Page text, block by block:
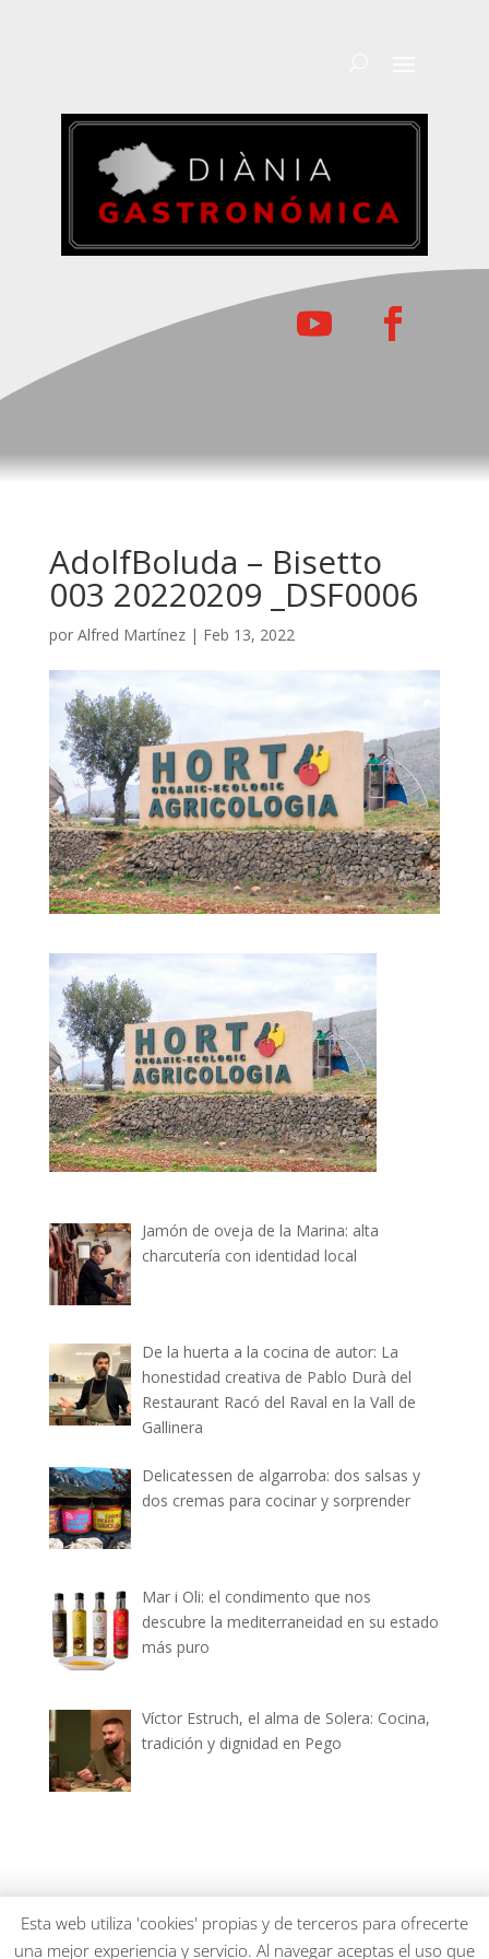
AdolfBoluda – Bisetto
003 20220209 _DSF0006
por Alfred Martínez| Feb 13, 2022
Jamón de oveja de la Marina: alta
charcutería con identidad local
De la huerta a la cocina de autor: La
honestidad creativa de Pablo Durà del
Restaurant Racó del Raval en la Vall de
Gallinera
Delicatessen de algarroba: dos salsas y
dos cremas para cocinar y sorprender
Mar i Oli: el condimento que nos
descubre la mediterraneidad en su estado
más puro
Víctor Estruch, el alma de Solera: Cocina,
tradición y dignidad en Pego
dianiagastronomica.com © 2026
Esta web utiliza 'cookies' propias y de terceros para ofrecerte
una mejor experiencia y servicio. Al navegar aceptas el uso que